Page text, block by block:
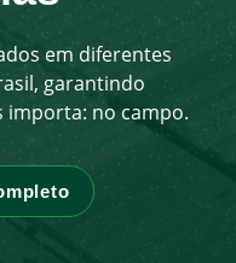
em diferentes
garantindo
importa: no campo.